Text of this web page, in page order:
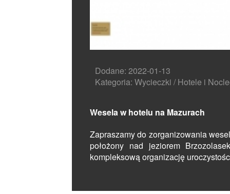
Dodane: 2022-01-13
Kategoria: Wycieczki / Hotele i
Wesela w hotelu na Mazurach
Zapraszamy do zorganizowania
położony nad jeziorem
kompleksową organizację